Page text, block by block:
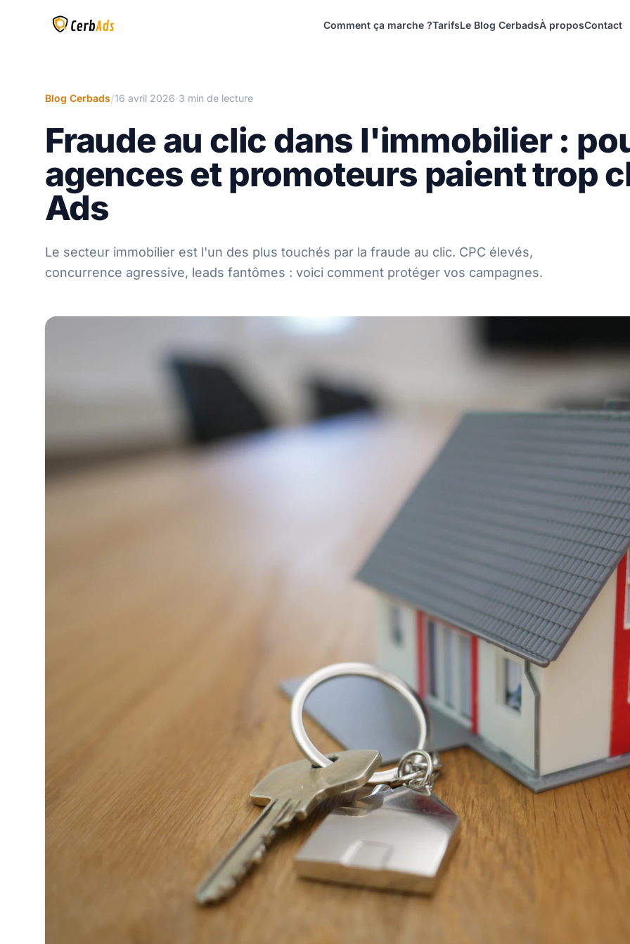
Comment ça marche ?TarifsLe Blog CerbadsÀ proposContact
Blog Cerbads/16 avril 2026·3 min de lecture
Fraude au clic dans l'immobilier :
agences et promoteurs paient trop
Ads
Le secteur immobilier est l'un des plus touchés par la fraude au clic. CPC élevés,
concurrence agressive, leads fantômes : voici comment protéger vos campagnes.